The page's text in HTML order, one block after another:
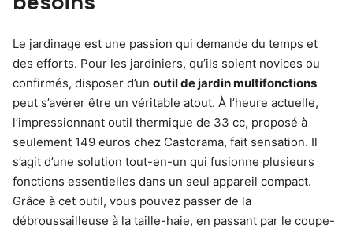
Le jardinage est une passion qui demande du temps et
des efforts. Pour les jardiniers, qu’ils soient novices ou
confirmés, disposer d’un outil de jardin multifonctions
peut s’avérer être un véritable atout. À l’heure actuelle,
l’impressionnant outil thermique de 33 cc, proposé à
seulement 149 euros chez Castorama, fait sensation. Il
s’agit d’une solution tout-en-un qui fusionne plusieurs
fonctions essentielles dans un seul appareil compact.
Grâce à cet outil, vous pouvez passer de la
débroussailleuse à la taille-haie, en passant par le coupe-